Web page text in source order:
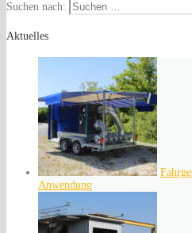
Suchen nach:
Aktuelles
Anwendung